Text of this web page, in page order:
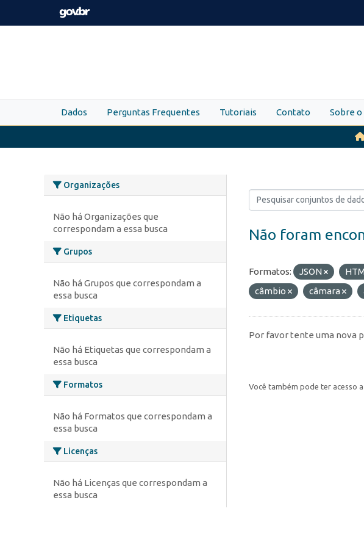
Skip to main content
Dados Perguntas Frequentes Tutoriais Contato Sobre
Organizações
Não há Organizações que
correspondam a essa busca
Grupos
Não há Grupos que correspondam a
essa busca
Etiquetas
Não há Etiquetas que correspondam a
essa busca
Formatos
Não há Formatos que correspondam a
essa busca
Licenças
Não há Licenças que correspondam a
essa busca
Não foram
Formatos: JSON
câmbio
câmara
Por favor tente uma nova
Você também pode ter acesso